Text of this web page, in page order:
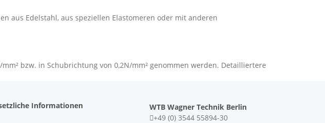
aus Edelstahl, aus speziellen Elastomeren oder mit anderen
bzw. in Schubrichtung von 0,2N/mm² genommen werden. Detailliertere
Informationen
WTB Wagner Technik Berlin
+49 (0) 3544 55894-30